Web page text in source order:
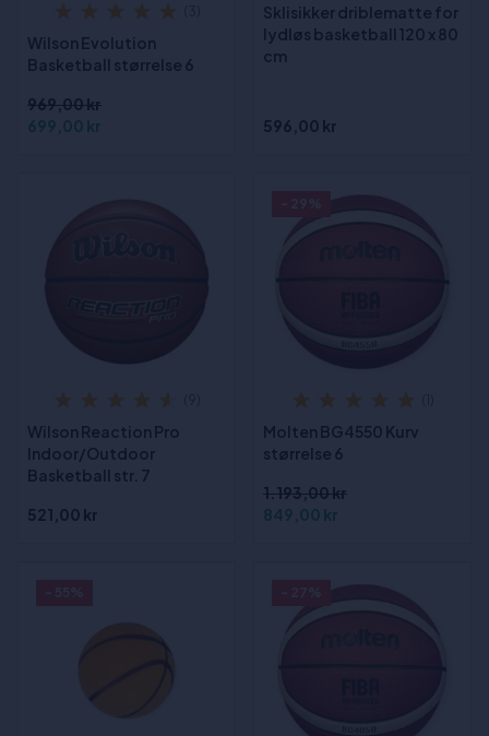
Wilson Evolution
Basketball størrelse 6
969,00 kr
699,00 kr
Sklisikker driblematte for
lydløs basketball 120 x 80
cm
596,00 kr
Wilson Reaction Pro
Indoor/Outdoor
Basketball str. 7
521,00 kr
Molten BG4550 Kurv
størrelse 6
1.193,00 kr
849,00 kr